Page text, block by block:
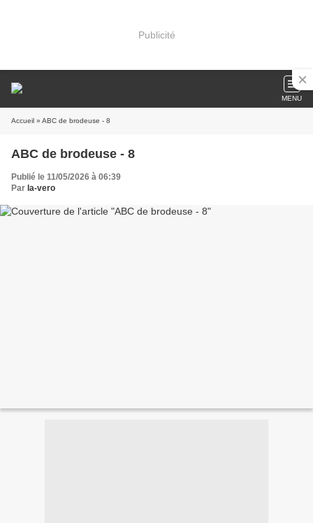
Publicité
MENU
Accueil » ABC de brodeuse - 8
ABC de brodeuse - 8
Publié le 11/05/2026 à 06:39
Par la-vero